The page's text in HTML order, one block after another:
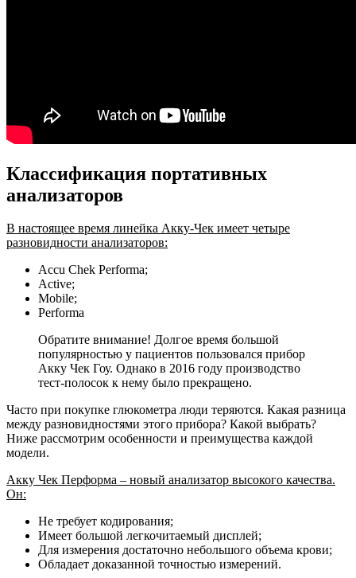
Классификация портативных
анализаторов
В настоящее время линейка Акку-Чек имеет четыре
разновидности анализаторов:
Accu Chek Performa;
Active;
Mobile;
Performa
Обратите внимание! Долгое время большой
популярностью у пациентов пользовался прибор
Акку Чек Гоу. Однако в 2016 году производство
тест-полосок к нему было прекращено.
Часто при покупке глюкометра люди теряются. Какая разница
между разновидностями этого прибора? Какой выбрать?
Ниже рассмотрим особенности и преимущества каждой
модели.
Акку Чек Перформа – новый анализатор высокого качества.
Он:
Не требует кодирования;
Имеет большой легкочитаемый дисплей;
Для измерения достаточно небольшого объема крови;
Обладает доказанной точностью измерений.